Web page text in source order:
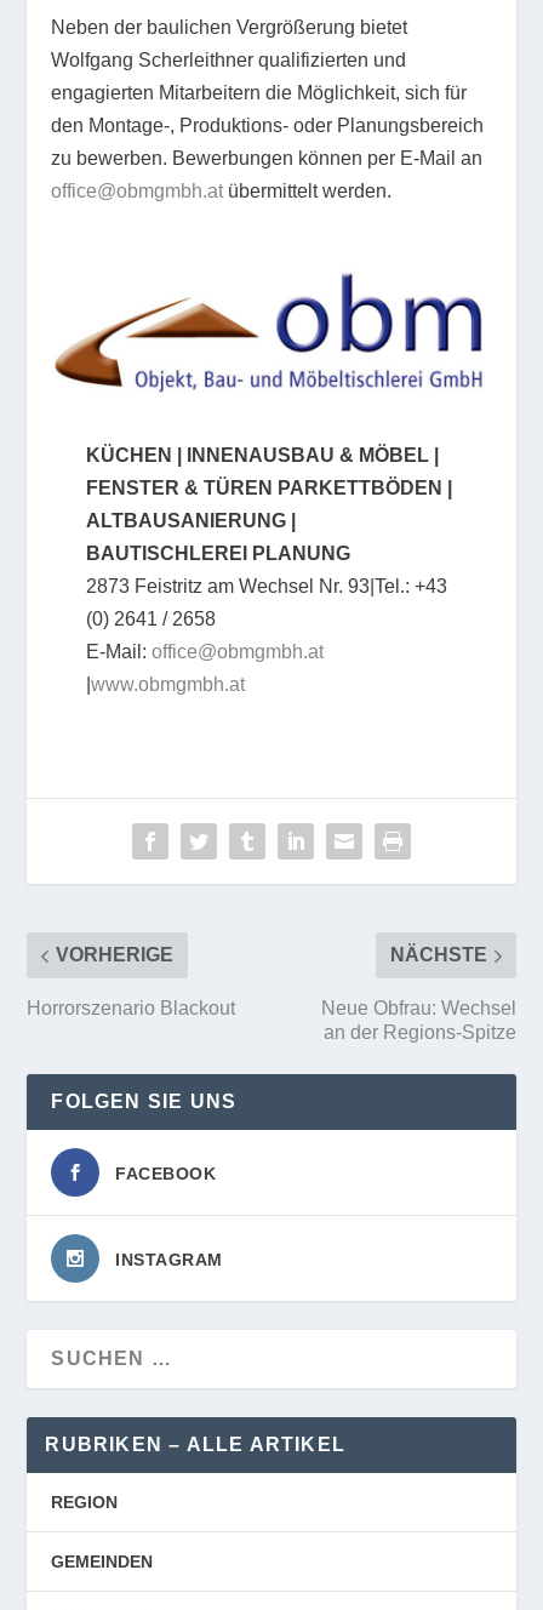
Neben der baulichen Vergrößerung bietet
Wolfgang Scherleithner qualifizierten und
engagierten Mitarbeitern die Möglichkeit, sich für
den Montage-, Produktions- oder Planungsbereich
zu bewerben. Bewerbungen können per E-Mail an
office@obmgmbh.at übermittelt werden.
KÜCHEN | INNENAUSBAU & MÖBEL |
FENSTER & TÜREN PARKETTBÖDEN |
ALTBAUSANIERUNG |
BAUTISCHLEREI PLANUNG
2873 Feistritz am Wechsel Nr. 93|Tel.: +43
(0) 2641 / 2658
E-Mail:office@obmgmbh.at
|www.obmgmbh.at
VORHERIGE
Horrorszenario Blackout
NÄCHSTE
Neue Obfrau: Wechsel
an der Regions-Spitze
FOLGEN SIE UNS
FACEBOOK
INSTAGRAM
RUBRIKEN – ALLE ARTIKEL
REGION
GEMEINDEN